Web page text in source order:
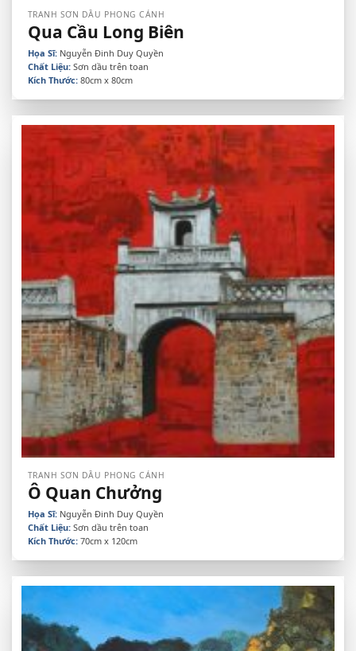
TRANH SƠN DẦU PHONG CẢNH
Qua Cầu Long Biên
Họa Sĩ:Nguyễn Đinh Duy Quyền
Chất Liệu:Sơn dầu trên toan
Kích Thước:80cm x 80cm
TRANH SƠN DẦU PHONG CẢNH
Ô Quan Chưởng
Họa Sĩ:Nguyễn Đinh Duy Quyền
Chất Liệu:Sơn dầu trên toan
Kích Thước:70cm x 120cm